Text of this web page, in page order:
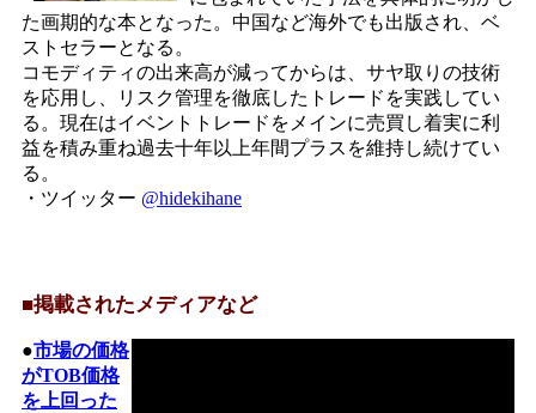
た画期的な本となった。中国など海外でも出版され、ベ
ストセラーとなる。
コモディティの出来高が減ってからは、サヤ取りの技術
を応用し、リスク管理を徹底したトレードを実践してい
る。現在はイベントトレードをメインに売買し着実に利
益を積み重ね過去十年以上年間プラスを維持し続けてい
る。
・ツイッター @hidekihane
■掲載されたメディアなど
●市場の価格
がTOB価格
を上回った